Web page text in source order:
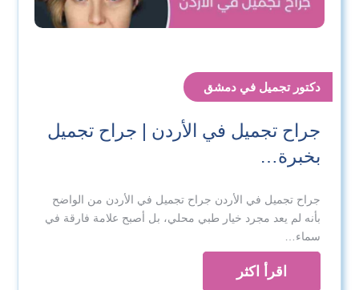
دكتور تجميل في دمشق
جراح تجميل في الأردن | جراح تجميل
بخبرة…
جراح تجميل في الأردن جراح تجميل في الأردن من الواضح
بأنه لم يعد مجرد خيار طبي محلي، بل أصبح علامة فارقة في
سماء…
اقرأ اكثر